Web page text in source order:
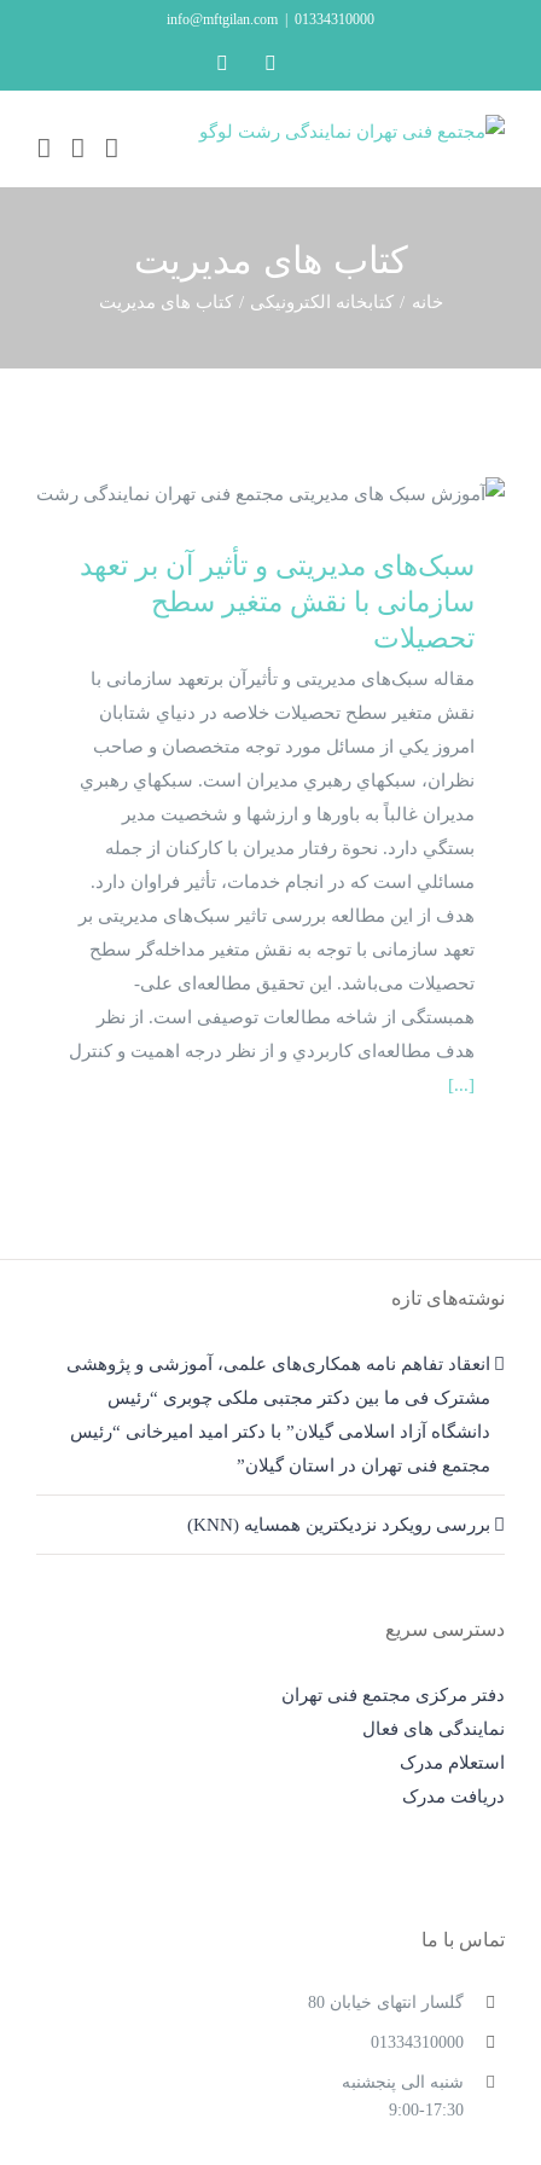
01334310000
info@mftgilan.com
Instagram
کتاب های مدیریت
خانه کتابخانه الکترونیکی کتاب های مدیریت
سبک‌های مدیریتی و‌ تأثیر‌ آن بر تعهد سازمانی با
سبک‌های مدیریتی و‌ تأثیر‌ آن بر تعهد
سازمانی با نقش ‌متغیر سطح
تحصیلات
مقاله سبک‌های مدیریتی و‌ تأثیر‌آن برتعهد سازمانی با
نقش ‌متغیر سطح تحصیلات خلاصه در دنياي شتابان
امروز يكي از مسائل مورد توجه متخصصان و صاحب
نظران‌، سبكهاي رهبري مديران است‌.‌ سبكهاي رهبري
مديران غالباً به باورها و ارزشها و شخصيت مدير
بستگي دارد‌.‌ نحوة رفتار مديران با كاركنان از جمله
مسائلي است كه در انجام خدمات، تأثير فراوان دارد.
هدف از این مطالعه بررسی تاثیر سبک‌های مدیریتی بر
تعهد سازمانی با توجه به نقش متغیر مداخله‌گر سطح
تحصیلات می‌باشد. این تحقیق مطالعه‌ای علی-‌
همبستگی از شاخه مطالعات توصیفی است. از نظر
هدف مطالعه‌ای كاربردي و از نظر درجه اهمیت و کنترل
[...]
نوشته‌های تازه
انعقاد تفاهم نامه همکاری‌های علمی، آموزشی و پژوهشی
مشترک فی ما بین دکتر مجتبی ملکی چوبری “رئیس
دانشگاه آزاد اسلامی گیلان” با دکتر امید امیرخانی “رئیس
مجتمع فنی تهران در استان گیلان”
بررسی رویکرد نزدیکترین همسایه (KNN)
دسترسی سریع
دفتر مرکزی مجتمع فنی تهران
نمایندگی های فعال
استعلام مدرک
دریافت مدرک
تماس با ما
گلسار انتهای خیابان 80
01334310000
شنبه الی پنجشنبه
9:00-17:30